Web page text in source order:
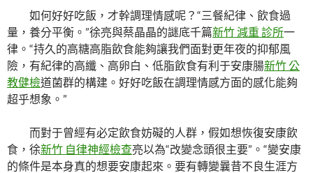
如何好好吃飯，才幹調理情感呢？“三餐紀律、飲食過
量，養分平衡。”徐亮與蔡晶晶的謎底千篇新竹 減重 診所一
律。“持久的高糖高脂飲食能夠讓我們面對更年夜的抑郁風
險，有紀律的高纖、高卵白、低脂飲食有利于安康腸新竹 公
教健檢道菌群的構建。好好吃飯在調理情感方面的感化能夠
超乎想象。”
而對于曾經有必定飲食妨礙的人群，假如想恢復安康飲
食，徐新竹 自律神經檢查亮以為“改變念頭很主要”。“變安康
的條件是本身真的想要安康起來。要有轉變曩昔不良生涯方